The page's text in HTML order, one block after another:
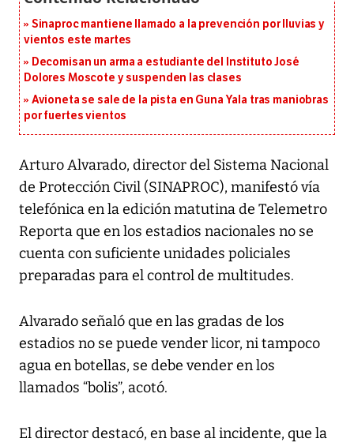
Sinaproc mantiene llamado a la prevención por lluvias y
vientos este martes
Decomisan un arma a estudiante del Instituto José
Dolores Moscote y suspenden las clases
Avioneta se sale de la pista en Guna Yala tras maniobras
por fuertes vientos
Arturo Alvarado, director del Sistema Nacional
de Protección Civil (SINAPROC), manifestó vía
telefónica en la edición matutina de Telemetro
Reporta que en los estadios nacionales no se
cuenta con suficiente unidades policiales
preparadas para el control de multitudes.
Alvarado señaló que en las gradas de los
estadios no se puede vender licor, ni tampoco
agua en botellas, se debe vender en los
llamados “bolis”, acotó.
El director destacó, en base al incidente, que la